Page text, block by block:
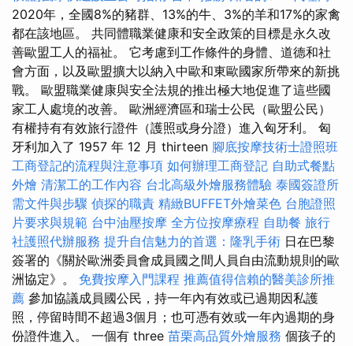
2020年，全國8%的豬群、13%的牛、3%的羊和17%的家禽
都在該地區。 共同體職業健康和安全政策的目標是永久改
善歐盟工人的福祉。 它考慮到工作條件的身體、道德和社
會方面，以及歐盟擴大以納入中歐和東歐國家所帶來的新挑
戰。 歐盟職業健康與安全法規的推出極大地促進了這些國
家工人處境的改善。 歐洲經濟區和瑞士公民（歐盟公民）
有權持有有效旅行證件（護照或身分證）進入匈牙利。 匈
牙利加入了 1957 年 12 月 thirteen 腳底按摩技術士證照班
工商登記的流程與注意事項 如何辦理工商登記 自助式餐點
外燴 清潔工的工作內容 台北高級外燴服務體驗 泰國簽證所
需文件與步驟 偵探的職責 精緻BUFFET外燴菜色 台胞證照
片要求與規範 台中油壓按摩 全方位按摩療程 自助餐 旅行
社護照代辦服務 提升自信魅力的首選：隆乳手術 日在巴黎
簽署的《關於歐洲委員會成員國之間人員自由流動規則的歐
洲協定》。 免費按摩入門課程 推薦值得信賴的醫美診所推
薦 參加協議成員國公民，持一年內有效或已過期因私護
照，停留時間不超過3個月；也可憑有效或一年內過期的身
份證件進入。 一個有 three 苗栗高品質外燴服務 個孩子的